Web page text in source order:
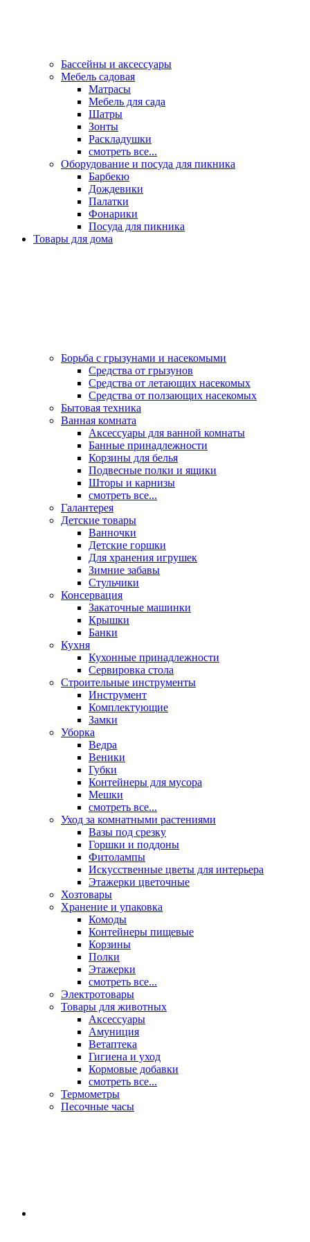
Бассейны и аксессуары
Мебель садовая
Матрасы
Мебель для сада
Шатры
Зонты
Раскладушки
смотреть все...
Оборудование и посуда для пикника
Барбекю
Дождевики
Палатки
Фонарики
Посуда для пикника
Товары для дома
Борьба с грызунами и насекомыми
Средства от грызунов
Средства от летающих насекомых
Средства от ползающих насекомых
Бытовая техника
Ванная комната
Аксессуары для ванной комнаты
Банные принадлежности
Корзины для белья
Подвесные полки и ящики
Шторы и карнизы
смотреть все...
Галантерея
Детские товары
Ванночки
Детские горшки
Для хранения игрушек
Зимние забавы
Стульчики
Консервация
Закаточные машинки
Крышки
Банки
Кухня
Кухонные принадлежности
Сервировка стола
Строительные инструменты
Инструмент
Комплектующие
Замки
Уборка
Ведра
Веники
Губки
Контейнеры для мусора
Мешки
смотреть все...
Уход за комнатными растениями
Вазы под срезку
Горшки и поддоны
Фитолампы
Искусственные цветы для интерьера
Этажерки цветочные
Хозтовары
Хранение и упаковка
Комоды
Контейнеры пищевые
Корзины
Полки
Этажерки
смотреть все...
Электротовары
Товары для животных
Аксессуары
Амуниция
Ветаптека
Гигиена и уход
Кормовые добавки
смотреть все...
Термометры
Песочные часы